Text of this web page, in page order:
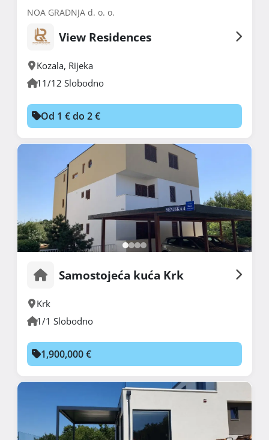
NOA GRADNJA d. o. o.
View Residences
Kozala, Rijeka
11/12 Slobodno
Od 1 € do 2 €
Samostojeća kuća Krk
Krk
1/1 Slobodno
1,900,000 €